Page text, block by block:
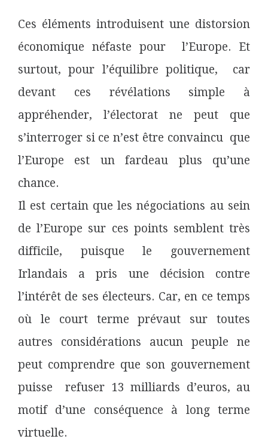
Ces éléments introduisent une distorsion
économique néfaste pour l’Europe. Et
surtout, pour l’équilibre politique, car
devant ces révélations simple à
appréhender, l’électorat ne peut que
s’interroger si ce n’est être convaincu que
l’Europe est un fardeau plus qu’une
chance.
Il est certain que les négociations au sein
de l’Europe sur ces points semblent très
difficile, puisque le gouvernement
Irlandais a pris une décision contre
l’intérêt de ses électeurs. Car, en ce temps
où le court terme prévaut sur toutes
autres considérations aucun peuple ne
peut comprendre que son gouvernement
puisse refuser 13 milliards d’euros, au
motif d’une conséquence à long terme
virtuelle.